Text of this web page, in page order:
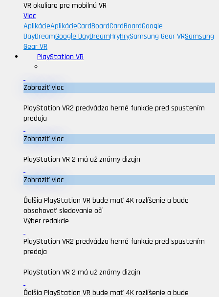
VR okuliare pre mobilnú VR
Viac
AplikácieAplikácieCardBoardCardBoardGoogle
DayDreamGoogle DayDreamHryHrySamsung Gear VRSamsung
Gear VR
PlayStation VR
Zobraziť viac
PlayStation VR2 predvádza herné funkcie pred spustením
predaja
Zobraziť viac
PlayStation VR 2 má už známy dizajn
Zobraziť viac
Ďalšia PlayStation VR bude mať 4K rozlíšenie a bude
obsahovať sledovanie očí
Výber redakcie
PlayStation VR2 predvádza herné funkcie pred spustením
predaja
PlayStation VR 2 má už známy dizajn
Ďalšia PlayStation VR bude mať 4K rozlíšenie a bude